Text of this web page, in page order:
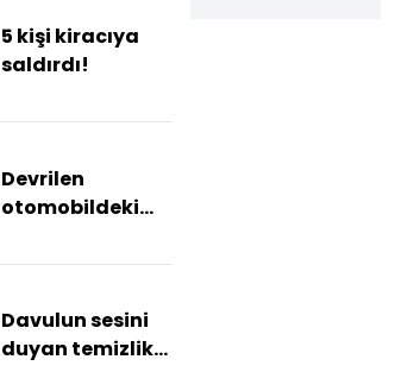
evinin bir
odasında
5 kişi kiracıya
saldırdı!
Devrilen
otomobildeki
öldü
Davulun sesini
duyan temizlik